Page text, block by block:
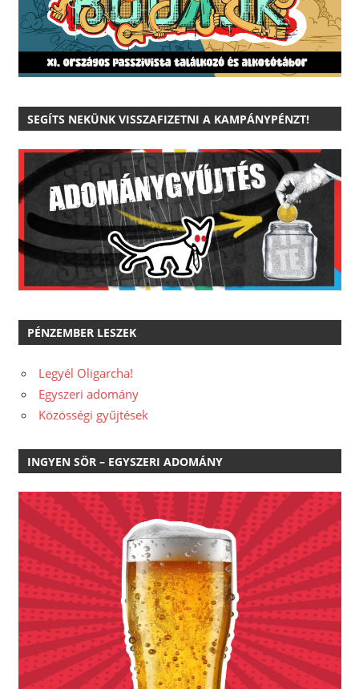
SEGÍTS NEKÜNK VISSZAFIZETNI A KAMPÁNYPÉNZT!
PÉNZEMBER LESZEK
Legyél Oligarcha!
Egyszeri adomány
Közösségi gyűjtések
INGYEN SÖR – EGYSZERI ADOMÁNY